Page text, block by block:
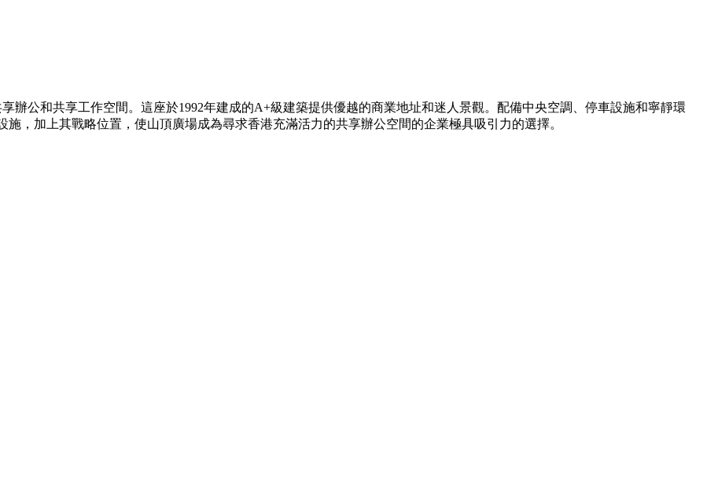
辦公和共享工作空間。這座於1992年建成的A+級建築提供優越的商業地址和迷人景觀。配備中央空調、停車設施和寧靜環
，加上其戰略位置，使山頂廣場成為尋求香港充滿活力的共享辦公空間的企業極具吸引力的選擇。